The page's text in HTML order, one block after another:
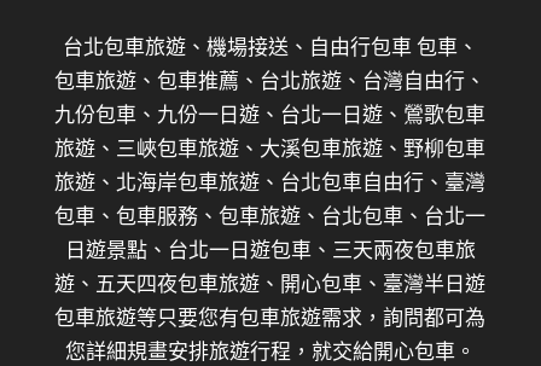
台北包車旅遊、機場接送、自由行包車 包車、
包車旅遊、包車推薦、台北旅遊、台灣自由行、
九份包車、九份一日遊、台北一日遊、鶯歌包車
旅遊、三峽包車旅遊、大溪包車旅遊、野柳包車
旅遊、北海岸包車旅遊、台北包車自由行、臺灣
包車、包車服務、包車旅遊、台北包車、台北一
日遊景點、台北一日遊包車、三天兩夜包車旅
遊、五天四夜包車旅遊、開心包車、臺灣半日遊
包車旅遊等只要您有包車旅遊需求，詢問都可為
您詳細規畫安排旅遊行程，就交給開心包車。